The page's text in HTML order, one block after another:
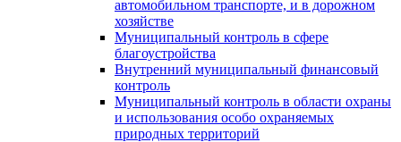
автомобильном транспорте, и в дорожном
хозяйстве
Муниципальный контроль в сфере
благоустройства
Внутренний муниципальный финансовый
контроль
Муниципальный контроль в области охраны
и использования особо охраняемых
природных территорий